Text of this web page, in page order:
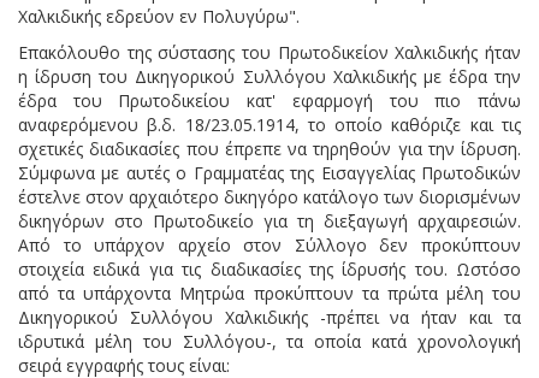
Χαλκιδικής εδρεύον εν Πολυγύρω".
Επακόλουθο της σύστασης του Πρωτοδικείον Χαλκιδικής ήταν
η ίδρυση του Δικηγορικού Συλλόγου Χαλκιδικής με έδρα την
έδρα του Πρωτοδικείου κατ' εφαρμογή του πιο πάνω
αναφερόμενου β.δ. 18/23.05.1914, το οποίο καθόριζε και τις
σχετικές διαδικασίες που έπρεπε να τηρηθούν για την ίδρυση.
Σύμφωνα με αυτές ο Γραμματέας της Εισαγγελίας Πρωτοδικών
έστελνε στον αρχαιότερο δικηγόρο κατάλογο των διορισμένων
δικηγόρων στο Πρωτοδικείο για τη διεξαγωγή αρχαιρεσιών.
Από το υπάρχον αρχείο στον Σύλλογο δεν προκύπτουν
στοιχεία ειδικά για τις διαδικασίες της ίδρυσής του. Ωστόσο
από τα υπάρχοντα Μητρώα προκύπτουν τα πρώτα μέλη του
Δικηγορικού Συλλόγου Χαλκιδικής -πρέπει να ήταν και τα
ιδρυτικά μέλη του Συλλόγου-, τα οποία κατά χρονολογική
σειρά εγγραφής τους είναι: